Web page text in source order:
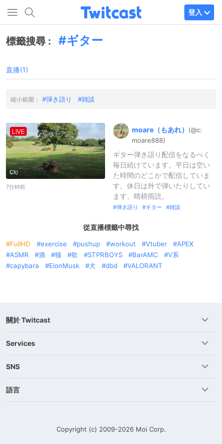
登入
標籤搜尋 : ギター
直播(1)
縮小範圍： 弾き語り 雑談
LIVE
0
7分钟前
moare（もあれ） (@c:
moare888)
ギター弾き語り配信をなるべく
毎日続けています。平日は空い
た時間のどこかで配信していま
す。休日は外で弾いたりしてい
ます。晴耕雨読。
弾き語り ギター 雑談
從直播標籤中尋找
FullHD exercise pushup workout Vtuber
APEX
ASMR
酒 猫 歌 STPRBOYS BarAMC
V系
capybara
ElonMusk 犬 dbd VALORANT
關於 Twitcast
Services
SNS
語言
Copyright (c) 2009-2026 Moi Corp.